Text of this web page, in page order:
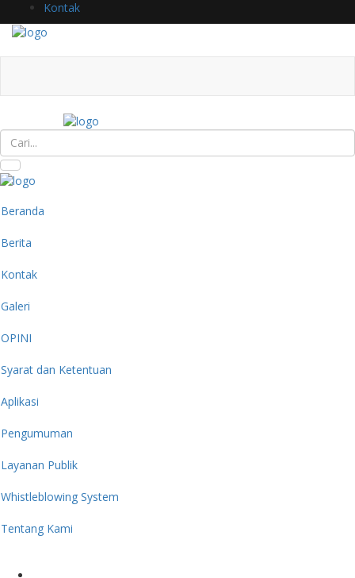
Kontak
Beranda
Berita
Kontak
Galeri
OPINI
Syarat dan Ketentuan
Aplikasi
Pengumuman
Layanan Publik
Whistleblowing System
Tentang Kami